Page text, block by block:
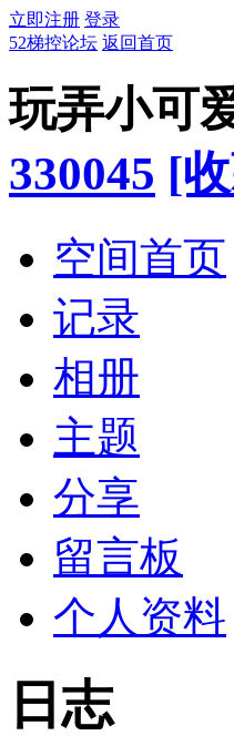
立即注册 登录
52梯控论坛 返回首页
玩弄小可
330045 [
空间首页
记录
相册
主题
分享
留言板
个人资料
日志